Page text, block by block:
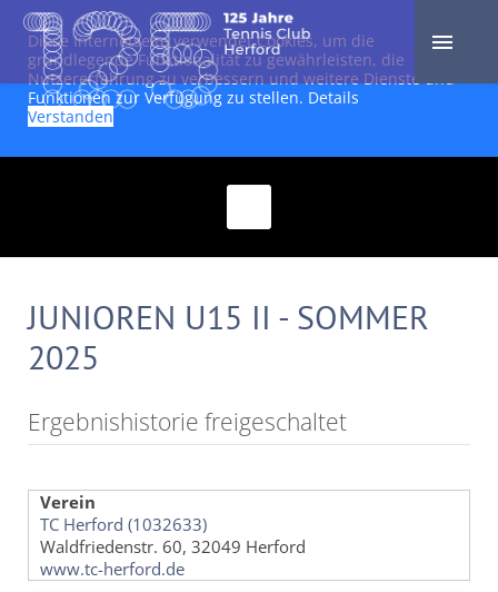
Diese Internetseite verwendet Cookies, um die
grundlegende Funktionalität zu gewährleisten, die
Nutzererfahrung zu verbessern und weitere Dienste und
Funktionen zur Verfügung zu stellen. Details
Verstanden
JUNIOREN U15 II - SOMMER
2025
Ergebnishistorie freigeschaltet
Verein
TC Herford (1032633)
Waldfriedenstr. 60, 32049 Herford
www.tc-herford.de